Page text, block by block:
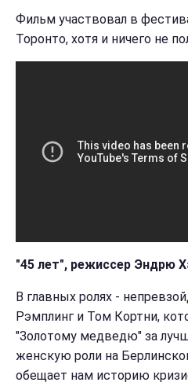
Фильм участвовал в
Торонто, хотя и ничего не
"45 лет", режиссер Эндрю
В главных ролях -
Рэмплинг и Том Кортни,
"Золотому медведю" за
женскую роли на
обещает нам историю